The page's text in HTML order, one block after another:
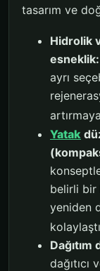
tasarım ve
Hidrolik
esneklik:
ayrı
Yatak
belirli bir
yeniden
dağıtıcı